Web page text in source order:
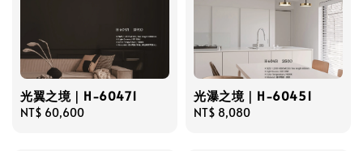
光翼之境｜H-60471
Regular
NT$ 60,600
光瀑之境｜H-60451
Regular
NT$ 8,080